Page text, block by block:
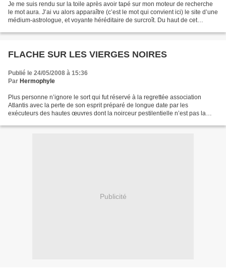
Je me suis rendu sur la toile après avoir tapé sur mon moteur de recherche
le mot aura. J’ai vu alors apparaître (c’est le mot qui convient ici) le site d’une
médium-astrologue, et voyante héréditaire de surcroît. Du haut de cet
FLACHE SUR LES VIERGES NOIRES
Publié le 24/05/2008 à 15:36
Par Hermophyle
Plus personne n’ignore le sort qui fut réservé à la regrettée association
Atlantis avec la perte de son esprit préparé de longue date par les
exécuteurs des hautes œuvres dont la noirceur pestilentielle n’est pas la
Publicité